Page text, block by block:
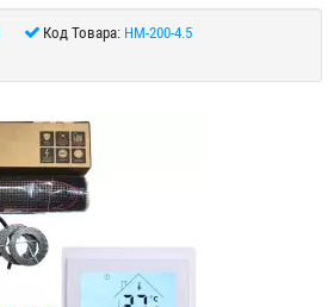
Код Товара: HM-200-4.5